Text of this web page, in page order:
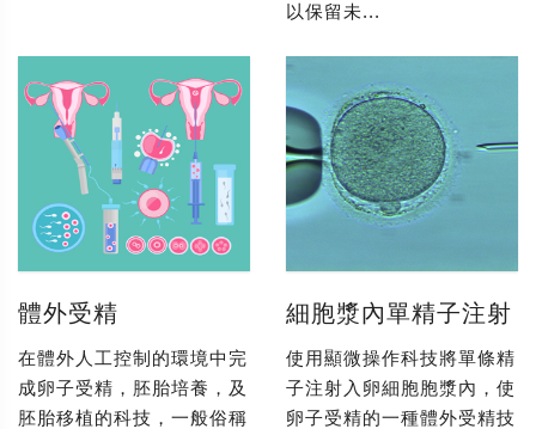
以保留未...
體外受精
在體外人工控制的環境中完
成卵子受精，胚胎培養，及
胚胎移植的科技，一般俗稱
細胞漿內單精子注射
使用顯微操作科技將單條精
子注射入卵細胞胞漿內，使
卵子受精的一種體外受精技